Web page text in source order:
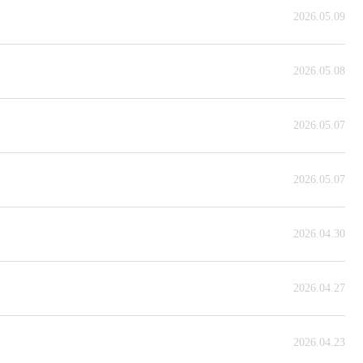
2026.05.09
2026.05.08
2026.05.07
2026.05.07
2026.04.30
2026.04.27
2026.04.23